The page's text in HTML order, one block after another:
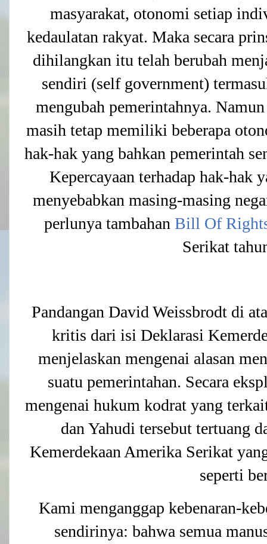
masyarakat, otonomi setiap
kedaulatan rakyat. Maka secara
dihilangkan itu telah berubah
sendiri (self government)
mengubah pemerintahnya.
masih tetap memiliki beberapa
hak-hak yang bahkan pemerintah
Kepercayaan terhadap hak-
menyebabkan masing-masing
perlunya tambahan Bill Of
Serikat
Pandangan David Weissbrodt di
kritis dari isi Deklarasi
menjelaskan mengenai alasan
suatu pemerintahan. Secara
mengenai hukum kodrat yang
dan Yahudi tersebut tertuang
Kemerdekaan Amerika Serikat
seperti
Kami menganggap kebenaran-
sendirinya: bahwa semua